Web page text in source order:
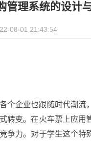
管理系统的设计
08-01 21:43:54
个企业也跟随时代潮流
转变。在火车票上应用
争力。对于学生这个特